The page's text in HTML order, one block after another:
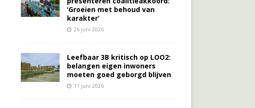
‘Groeien met behoud van
karakter’
26 juni 2026
Leefbaar 3B kritisch op LOO2:
belangen eigen inwoners
moeten goed geborgd blijven
11 juni 2026